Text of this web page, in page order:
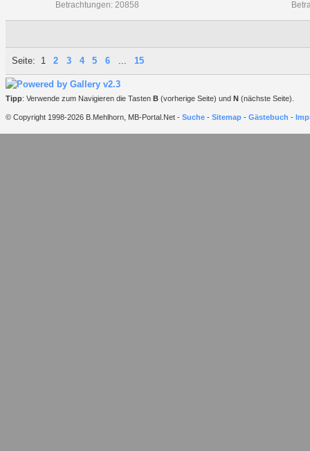
Betrachtungen: 20858
Seite: 1 2 3 4 5 6 ... 15
Tipp: Verwende zum Navigieren die Tasten B (vorherige Seite) und N (nächste Seite).
© Copyright 1998-2026 B.Mehlhorn, MB-Portal.Net - Suche - Sitemap - Gästebuch -